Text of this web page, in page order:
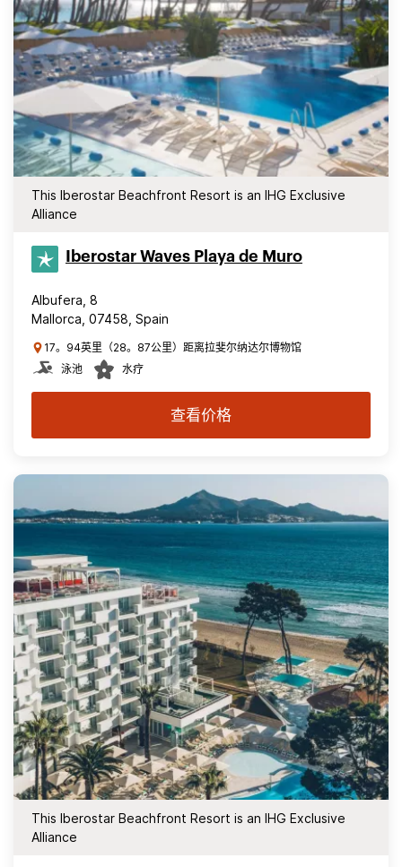
This Iberostar Beachfront Resort is an IHG Exclusive
Alliance
Iberostar Waves Playa de Muro
Albufera, 8
Mallorca, 07458, Spain
17。94英里（28。87公里）距离拉斐尔纳达尔博物馆
泳池
水疗
查看价格
This Iberostar Beachfront Resort is an IHG Exclusive
Alliance